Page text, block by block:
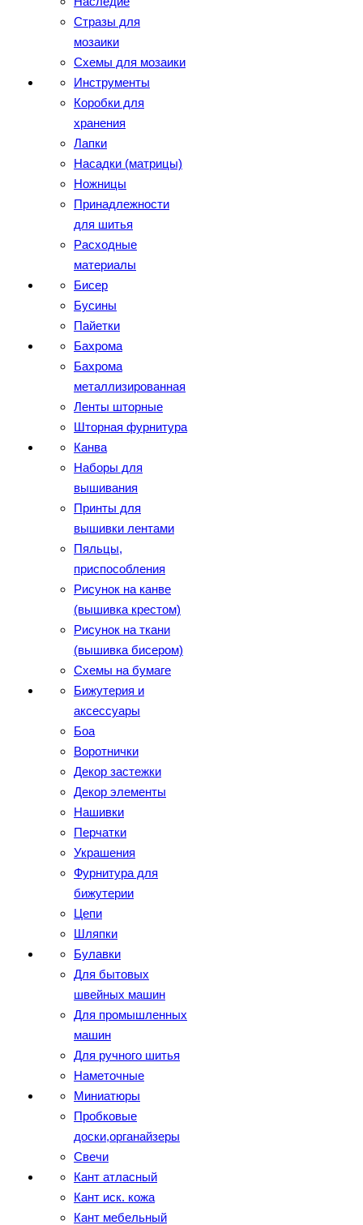
Стразы для
мозаики
Схемы для мозаики
Инструменты
Коробки для
хранения
Лапки
Насадки (матрицы)
Ножницы
Принадлежности
для шитья
Расходные
материалы
Бисер
Бусины
Пайетки
Бахрома
Бахрома
металлизированная
Ленты шторные
Шторная фурнитура
Канва
Наборы для
вышивания
Принты для
вышивки лентами
Пяльцы,
приспособления
Рисунок на канве
(вышивка крестом)
Рисунок на ткани
(вышивка бисером)
Схемы на бумаге
Бижутерия и
аксессуары
Боа
Воротнички
Декор застежки
Декор элементы
Нашивки
Перчатки
Украшения
Фурнитура для
бижутерии
Цепи
Шляпки
Булавки
Для бытовых
швейных машин
Для промышленных
машин
Для ручного шитья
Наметочные
Миниатюры
Пробковые
доски,органайзеры
Свечи
Кант атласный
Кант иск. кожа
Кант мебельный